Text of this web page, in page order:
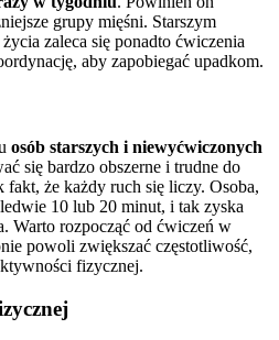
grupy mięśni. Starszym
zaleca się ponadto ćwiczenia
aby zapobiegać upadkom.
osób starszych i niewyćwiczonych
się bardzo obszerne i trudne do
fakt, że każdy ruch się liczy. Osoba,
10 lub 20 minut, i tak zyska
Warto rozpocząć od ćwiczeń w
powoli zwiększać częstotliwość,
fizycznej.